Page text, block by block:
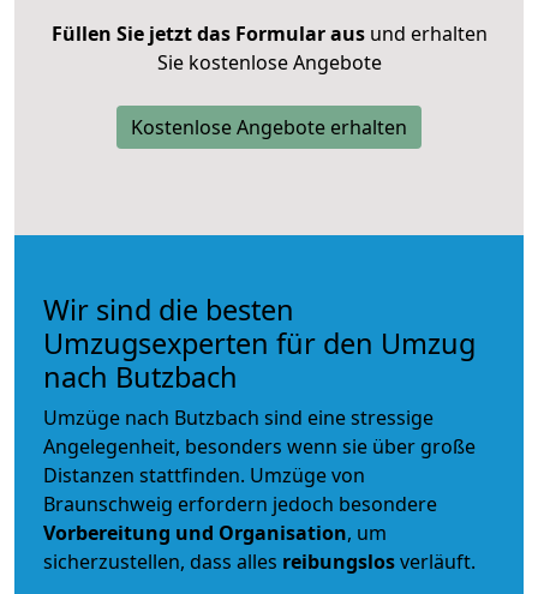
Füllen Sie jetzt das Formular ausund erhalten
Sie kostenlose Angebote
Kostenlose Angebote erhalten
Wir sind die besten
Umzugsexperten für den Umzug
nach Butzbach
Umzüge nach Butzbach sind eine stressige
Angelegenheit, besonders wenn sie über große
Distanzen stattfinden. Umzüge von
Braunschweig erfordern jedoch besondere
Vorbereitung und Organisation, um
sicherzustellen, dass alles reibungslosverläuft.